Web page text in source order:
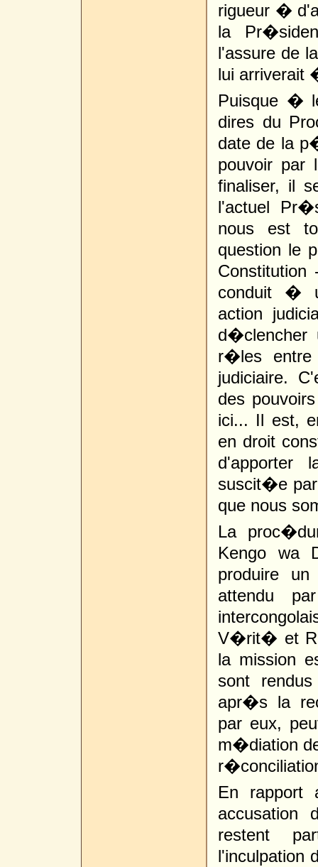
rigueur �
la
l'assure de
lui arriverait
Puisque �
dires du
date de la
pouvoir par
finaliser, il
l'actuel
nous est
question le
conduit �
action
d�clencher
r�les
judiciaire.
des
ici... Il est,
en droit
d'apporter
suscit�e
que nous
La
Kengo wa
produire
attendu
V�rit� et
la mission
sont
apr�s la
par eux,
m�diation
En rapport
accusation
restent
l'inculpation